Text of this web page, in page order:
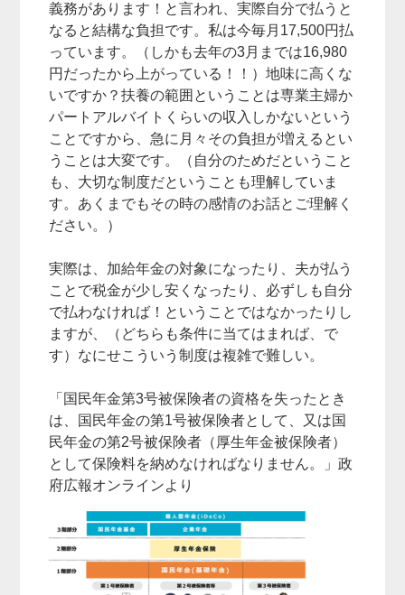
義務があります！と言われ、実際自分で払うと
なると結構な負担です。私は今毎月17,500円払
っています。（しかも去年の3月までは16,980
円だったから上がっている！！）地味に高くな
いですか？扶養の範囲ということは専業主婦か
パートアルバイトくらいの収入しかないという
ことですから、急に月々その負担が増えるとい
うことは大変です。（自分のためだということ
も、大切な制度だということも理解していま
す。あくまでもその時の感情のお話とご理解く
ださい。）
実際は、加給年金の対象になったり、夫が払う
ことで税金が少し安くなったり、必ずしも自分
で払わなければ！ということではなかったりし
ますが、（どちらも条件に当てはまれば、で
す）なにせこういう制度は複雑で難しい。
「国民年金第3号被保険者の資格を失ったとき
は、国民年金の第1号被保険者として、又は国
民年金の第2号被保険者（厚生年金被保険者）
として保険料を納めなければなりません。」政
府広報オンラインより